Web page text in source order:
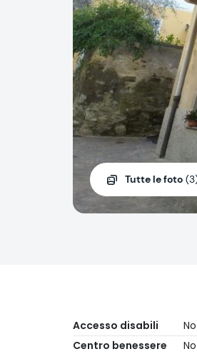
Tutte le foto
Accesso disabili
No
Centro benessere
No